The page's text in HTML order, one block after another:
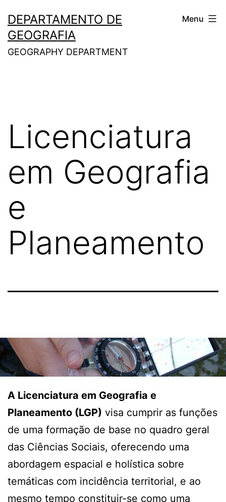
para
conteúdo
DEPARTAMENTO DE
GEOGRAFIA
GEOGRAPHY DEPARTMENT
Menu
Licenciatura
em Geografia
e
Planeamento
A Licenciatura em Geografia e
Planeamento (LGP) visa cumprir as funções
de uma formação de base no quadro geral
das Ciências Sociais, oferecendo uma
abordagem espacial e holística sobre
temáticas com incidência territorial, e ao
mesmo tempo constituir-se como uma